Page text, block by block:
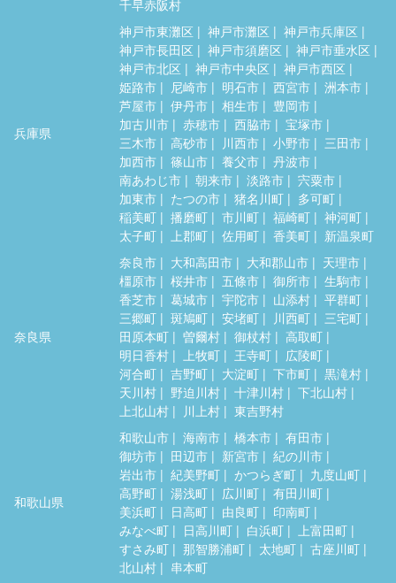
千早赤阪村
兵庫県
神戸市東灘区 神戸市灘区
神戸市兵庫区
神戸市長田区
神戸市須磨区
神戸市垂水区
神戸市北区
神戸市中央区
神戸市西区
姫路市
尼崎市 明石市 西宮市
洲本市
芦屋市
伊丹市 相生市
豊岡市
加古川市
赤穂市 西脇市
宝塚市
三木市
高砂市 川西市 小野市
三田市
加西市
篠山市 養父市
丹波市
南あわじ市
朝来市 淡路市
宍粟市
加東市
たつの市 猪名川町
多可町
稲美町
播磨町 市川町 福崎町
神河町
太子町
上郡町 佐用町 香美町 新温泉町
奈良県
奈良市 大和高田市 大和郡山市
天理市
橿原市
桜井市 五條市 御所市
生駒市
香芝市
葛城市 宇陀市 山添村
平群町
三郷町
斑鳩町 安堵町 川西町
三宅町
田原本町
曽爾村 御杖村
高取町
明日香村
上牧町 王寺町
広陵町
河合町
吉野町 大淀町 下市町
黒滝村
天川村
野迫川村 十津川村
下北山村
上北山村
川上村 東吉野村
和歌山県
和歌山市 海南市 橋本市
有田市
御坊市
田辺市 新宮市
紀の川市
岩出市
紀美野町 かつらぎ町
九度山町
高野町
湯浅町 広川町
有田川町
美浜町
日高町 由良町
印南町
みなべ町
日高川町 白浜町
上富田町
すさみ町
那智勝浦町 太地町
古座川町
北山村
串本町